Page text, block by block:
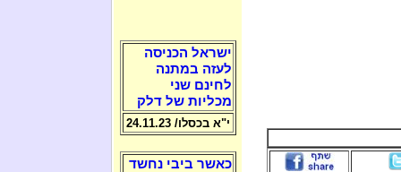
ישראל הכניסה
לעזה במתנה
לחינם שני
מכליות של דלק
י"א בכסלו/ 24.11.23
כאשר ביבי נחשד